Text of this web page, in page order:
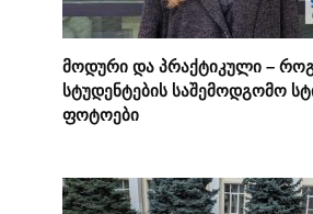
მოდური და პრაქტიკული –
სტუდენტების საშემოდგომო
ფოტოები